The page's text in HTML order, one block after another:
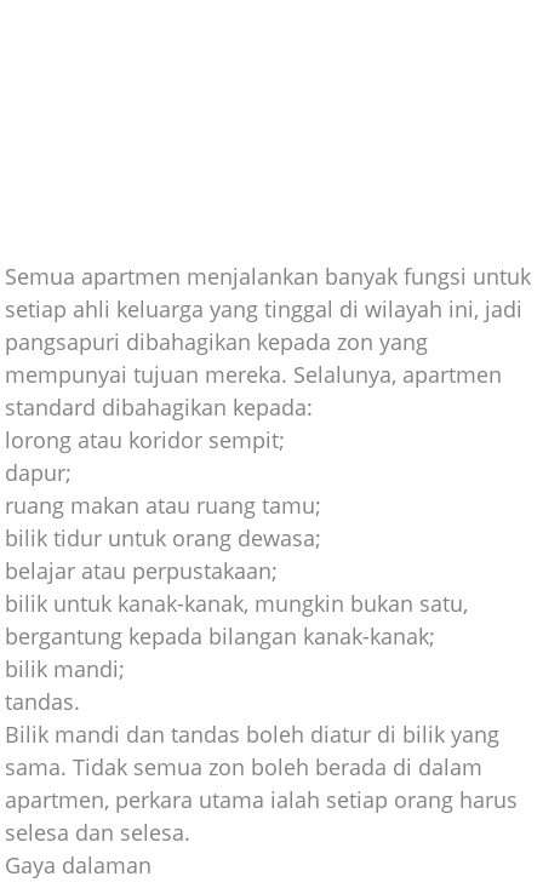
Semua apartmen menjalankan banyak fungsi untuk
setiap ahli keluarga yang tinggal di wilayah ini, jadi
pangsapuri dibahagikan kepada zon yang
mempunyai tujuan mereka. Selalunya, apartmen
standard dibahagikan kepada:
lorong atau koridor sempit;
dapur;
ruang makan atau ruang tamu;
bilik tidur untuk orang dewasa;
belajar atau perpustakaan;
bilik untuk kanak-kanak, mungkin bukan satu,
bergantung kepada bilangan kanak-kanak;
bilik mandi;
tandas.
Bilik mandi dan tandas boleh diatur di bilik yang
sama. Tidak semua zon boleh berada di dalam
apartmen, perkara utama ialah setiap orang harus
selesa dan selesa.
Gaya dalaman